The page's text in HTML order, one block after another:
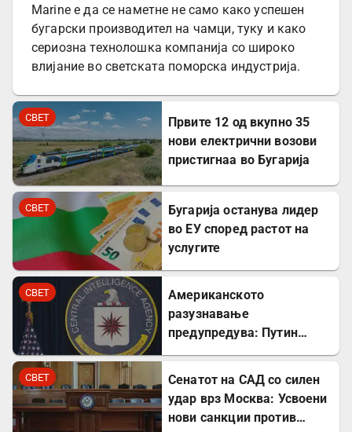
Marine е да се наметне не само како успешен
бугарски производител на чамци, туку и како
сериозна технолошка компанија со широко
влијание во светската поморска индустрија.
СВЕТ
Првите 12 од вкупно 35
нови електрични возови
пристигнаа во Бугарија
СВЕТ
Бугарија останува лидер
во ЕУ според растот на
услугите
СВЕТ
Американското
разузнавање
предупредува: Путин
СВЕТ
Сенатот на САД со силен
удар врз Москва: Усвоени
нови санкции против